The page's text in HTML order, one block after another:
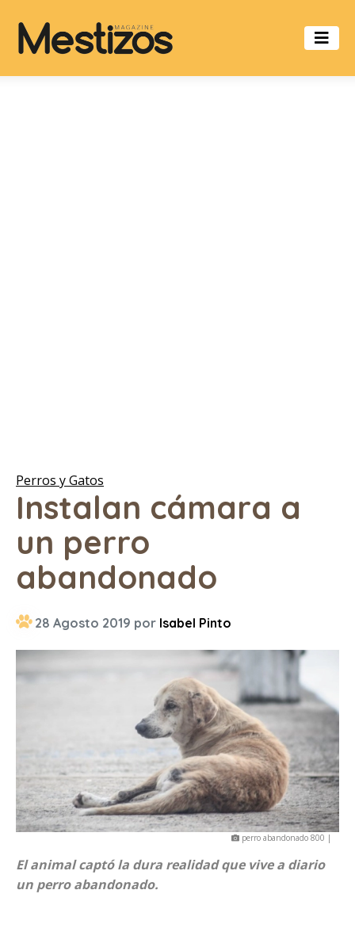
Perros y Gatos
Instalan cámara a
un perro
abandonado
28 Agosto 2019 por Isabel Pinto
perro abandonado 800 |
El animal captó la dura realidad que vive a diario
un perro abandonado.